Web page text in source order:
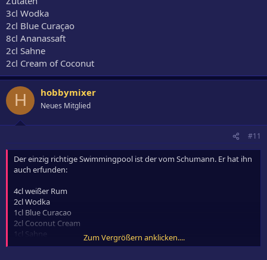
3cl Wodka
2cl Blue Curaçao
8cl Ananassaft
2cl Sahne
2cl Cream of Coconut
H hobbymixer
Neues Mitglied
#11
Der einzig richtige Swimmingpool ist der vom Schumann. Er hat ihn
auch erfunden:
4cl weißer Rum
2cl Wodka
1cl Blue Curacao
2cl Coconut Cream
1cl Sahne
4cl Ananassaft
Zum Vergrößern anklicken....